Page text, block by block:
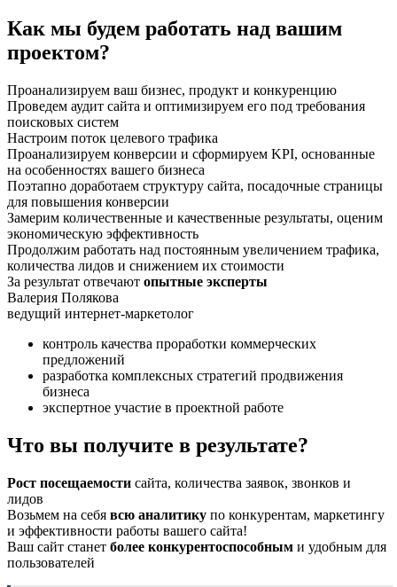
Как мы будем работать над вашим
проектом?
Проанализируем ваш бизнес, продукт и конкуренцию
Проведем аудит сайта и оптимизируем его под требования
поисковых систем
Настроим поток целевого трафика
Проанализируем конверсии и сформируем KPI, основанные
на особенностях вашего бизнеса
Поэтапно доработаем структуру сайта, посадочные страницы
для повышения конверсии
Замерим количественные и качественные результаты, оценим
экономическую эффективность
Продолжим работать над постоянным увеличением трафика,
количества лидов и снижением их стоимости
За результат отвечают опытные эксперты
Валерия Полякова
ведущий интернет-маркетолог
контроль качества проработки коммерческих
предложений
разработка комплексных стратегий продвижения
бизнеса
экспертное участие в проектной работе
Что вы получите в результате?
Рост посещаемости сайта, количества заявок, звонков и
лидов
Возьмем на себя всю аналитику по конкурентам, маркетингу
и эффективности работы вашего сайта!
Ваш сайт станет более конкурентоспособным и удобным для
пользователей